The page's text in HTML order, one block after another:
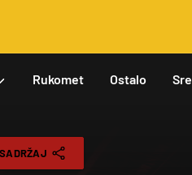
Rukomet Ostalo